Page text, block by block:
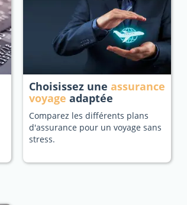
Choisissez une assurance
voyage adaptée
Comparez les différents plans
d'assurance pour un voyage sans
stress.